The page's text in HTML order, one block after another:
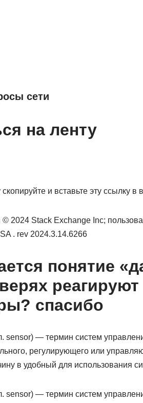
сети
на ленту
и вставьте эту ссылку
© 2024 Stack Exchange Inc;
. rev 2024.3.14.6266
понятие
спасибо
sensor) — термин систем
регулирующего или
в удобный для использования
sensor) — термин систем